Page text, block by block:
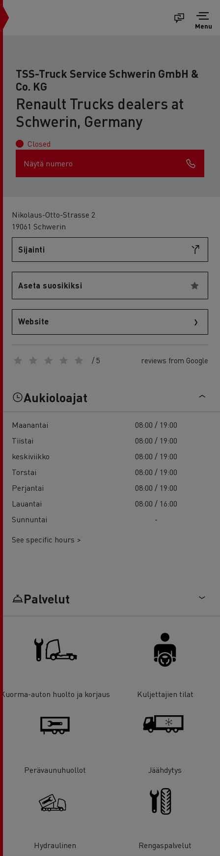
Menu
TSS-Truck Service Schwerin GmbH &
Co. KG
Renault Trucks dealers at
Schwerin, Germany
Closed
Näytä numero
Nikolaus-Otto-Strasse 2
19061 Schwerin
Sijainti
Aseta suosikiksi
Website
/ 5 reviews from Google
Aukioloajat
Maanantai
08:00 / 19:00
Tiistai
08:00 / 19:00
keskiviikko
08:00 / 19:00
Torstai
08:00 / 19:00
Perjantai
08:00 / 19:00
Lauantai
08:00 / 16:00
Sunnuntai
-
See specific hours >
Palvelut
Kuorma-auton huolto ja korjaus Kuljettajien tilat
Perävaunuhuollot Jäähdytys
Hydraulinen Rengaspalvelut